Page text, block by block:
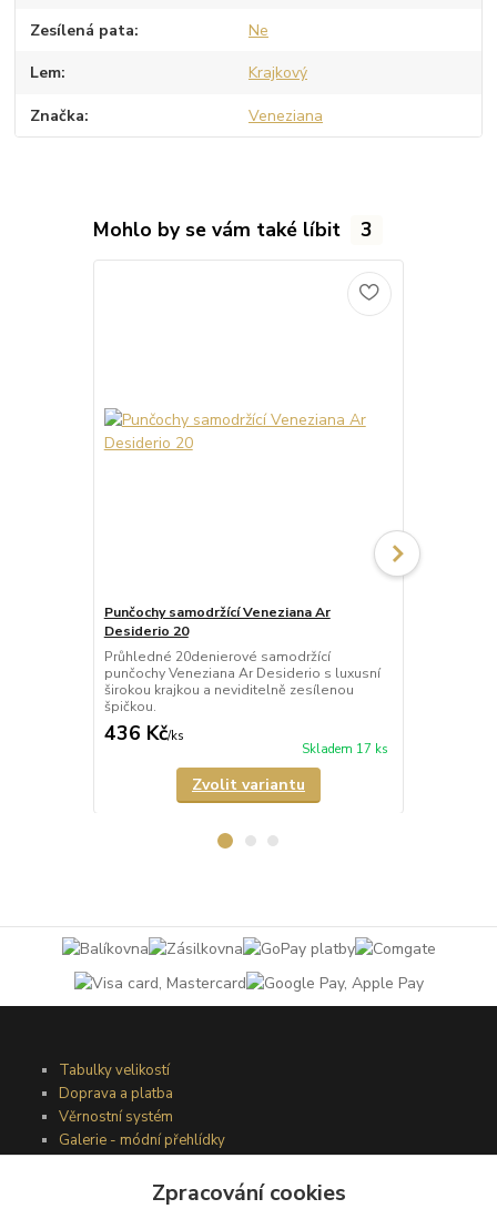
Zesílená pata Ne
Lem Krajkový
Značka Veneziana
Mohlo by se vám také líbit 3
Punčochy samodržící Veneziana Ar
Desiderio 20
Průhledné 20denierové samodržící
punčochy Veneziana Ar Desiderio s luxusní
širokou krajkou a neviditelně zesílenou
špičkou.
436 Kč/ks
Skladem 17 ks
Zvolit variantu
Tabulky velikostí
Doprava a platba
Věrnostní systém
Galerie - módní přehlídky
Zpracování cookies